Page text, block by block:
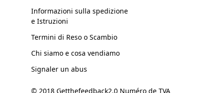
Informazioni sulla spedizione
e Istruzioni
Termini di Reso o Scambio
Chi siamo e cosa vendiamo
Signaler un abus
© 2018 Getthefeedback2.0 Numéro de TVA